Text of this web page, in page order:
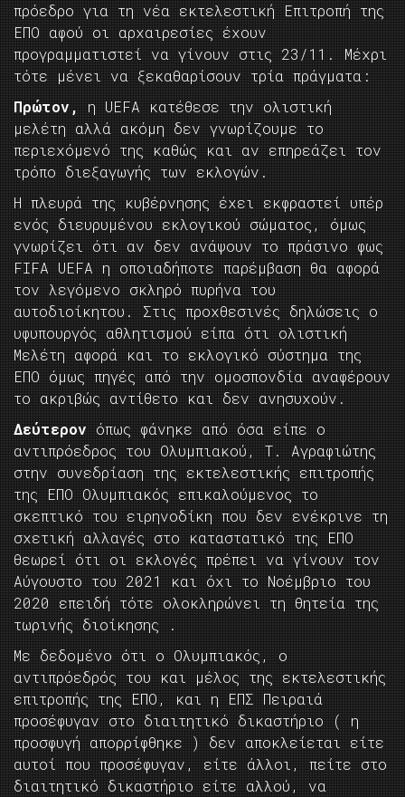
πρόεδρο για τη νέα εκτελεστική Επιτροπή της
ΕΠΟ αφού οι αρχαιρεσίες έχουν
προγραμματιστεί να γίνουν στις 23/11. Μέχρι
τότε μένει να ξεκαθαρίσουν τρία πράγματα:
Πρώτον,
η UEFA κατέθεσε την ολιστική
μελέτη αλλά ακόμη δεν γνωρίζουμε το
περιεχόμενό της καθώς και αν επηρεάζει τον
τρόπο διεξαγωγής των εκλογών.
Η πλευρά της κυβέρνησης έχει εκφραστεί υπέρ
ενός διευρυμένου εκλογικού σώματος, όμως
γνωρίζει ότι αν δεν ανάψουν το πράσινο φως
FIFA UEFA η οποιαδήποτε παρέμβαση θα αφορά
τον λεγόμενο σκληρό πυρήνα του
αυτοδιοίκητου. Στις προχθεσινές δηλώσεις ο
υφυπουργός αθλητισμού είπα ότι ολιστική
Μελέτη αφορά και το εκλογικό σύστημα της
ΕΠΟ όμως πηγές από την ομοσπονδία αναφέρουν
το ακριβώς αντίθετο και δεν ανησυχούν.
Δεύτερον όπως φάνηκε από όσα είπε ο
αντιπρόεδρος του Ολυμπιακού, Τ. Αγραφιώτης
στην συνεδρίαση της εκτελεστικής επιτροπής
της ΕΠΟ Ολυμπιακός επικαλούμενος το
σκεπτικό του ειρηνοδίκη που δεν ενέκρινε τη
σχετική αλλαγές στο καταστατικό της ΕΠΟ
θεωρεί ότι οι εκλογές πρέπει να γίνουν τον
Αύγουστο του 2021 και όχι το Νοέμβριο του
2020 επειδή τότε ολοκληρώνει τη θητεία της
τωρινής διοίκησης .
Με δεδομένο ότι ο Ολυμπιακός, ο
αντιπρόεδρός του και μέλος της εκτελεστικής
επιτροπής της ΕΠΟ, και η ΕΠΣ Πειραιά
προσέφυγαν στο διαιτητικό δικαστήριο ( η
προσφυγή απορρίφθηκε ) δεν αποκλείεται είτε
αυτοί που προσέφυγαν, είτε άλλοι, πείτε στο
διαιτητικό δικαστήριο είτε αλλού, να